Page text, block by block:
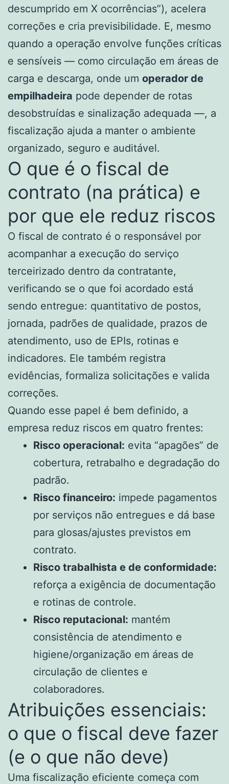
descumprido em X ocorrências”), acelera
correções e cria previsibilidade. E, mesmo
quando a operação envolve funções críticas
e sensíveis — como circulação em áreas de
carga e descarga, onde um operador de
empilhadeira pode depender de rotas
desobstruídas e sinalização adequada —, a
fiscalização ajuda a manter o ambiente
organizado, seguro e auditável.
O que é o fiscal de
contrato (na prática) e
por que ele reduz riscos
O fiscal de contrato é o responsável por
acompanhar a execução do serviço
terceirizado dentro da contratante,
verificando se o que foi acordado está
sendo entregue: quantitativo de postos,
jornada, padrões de qualidade, prazos de
atendimento, uso de EPIs, rotinas e
indicadores. Ele também registra
evidências, formaliza solicitações e valida
correções.
Quando esse papel é bem definido, a
empresa reduz riscos em quatro frentes:
Risco operacional: evita “apagões” de
cobertura, retrabalho e degradação do
padrão.
Risco financeiro: impede pagamentos
por serviços não entregues e dá base
para glosas/ajustes previstos em
contrato.
Risco trabalhista e de conformidade:
reforça a exigência de documentação
e rotinas de controle.
Risco reputacional: mantém
consistência de atendimento e
higiene/organização em áreas de
circulação de clientes e
colaboradores.
Atribuições essenciais:
o que o fiscal deve fazer
(e o que não deve)
Uma fiscalização eficiente começa com